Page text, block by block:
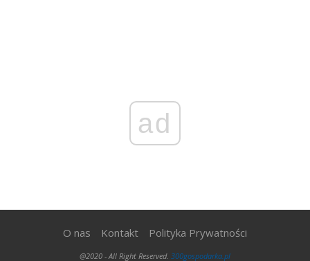
ad
O nas Kontakt Polityka Prywatności
@2020 - All Right Reserved. 300gospodarka.pl